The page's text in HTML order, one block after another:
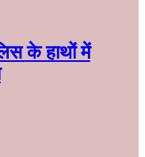
के हाथों में